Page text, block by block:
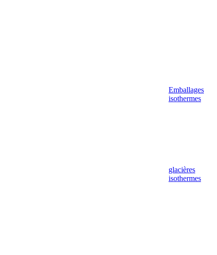
Emballages
isothermes
glacières
isothermes